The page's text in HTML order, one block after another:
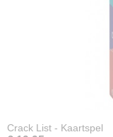
Crack List - Kaartspel